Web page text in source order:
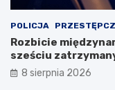
POLICJA
Rozbicie
sześciu
8 sierpnia 2026